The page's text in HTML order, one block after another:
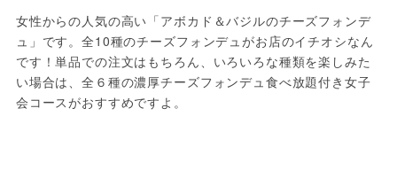
女性からの人気の高い「アボカド＆バジルのチーズフォンデ
ュ」です。全10種のチーズフォンデュがお店のイチオシなん
です！単品での注文はもちろん、いろいろな種類を楽しみた
い場合は、全６種の濃厚チーズフォンデュ食べ放題付き女子
会コースがおすすめですよ。